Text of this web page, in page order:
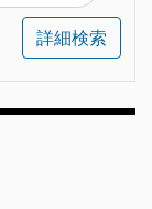
詳細検索